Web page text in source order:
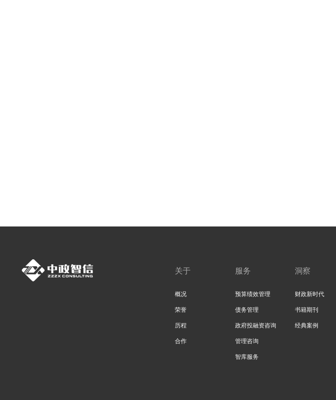
关于
概况
荣誉
历程
合作
服务
预算绩效管理
债务管理
政府投融资咨询
管理咨询
智库服务
洞察
财政新时代
书籍期刊
经典案例